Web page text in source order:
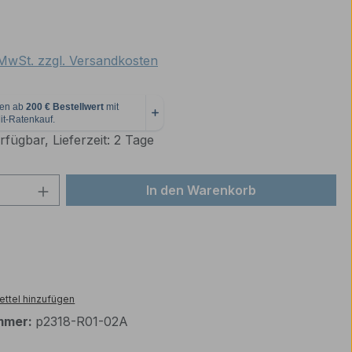
zzgl. Versandkosten
Lieferzeit: 2 Tage
Anzahl: Gib den gewünschten Wert
In den Warenkorb
hinzufügen
p2318-R01-02A